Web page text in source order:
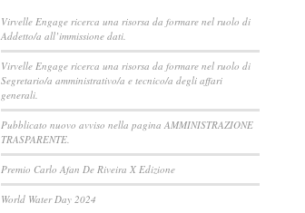
Virvelle Engage ricerca una risorsa da formare nel ruolo di
Addetto/a all’immissione dati.
Virvelle Engage ricerca una risorsa da formare nel ruolo di
Segretario/a amministrativo/a e tecnico/a degli affari
generali.
Pubblicato nuovo avviso nella pagina AMMINISTRAZIONE
TRASPARENTE.
Premio Carlo Afan De Riveira X Edizione
World Water Day 2024